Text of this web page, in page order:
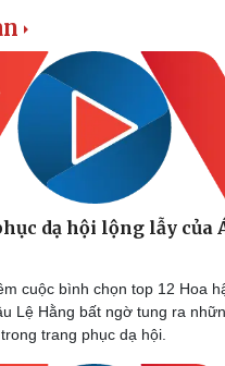
dạ hội lộng lẫy của
cuộc bình chọn top 12 Hoa
Lệ Hằng bất ngờ tung ra
trang phục dạ hội.